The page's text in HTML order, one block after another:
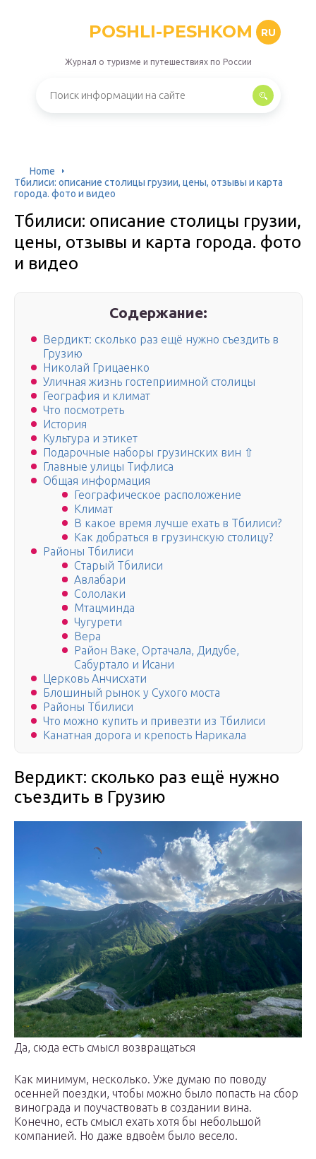
POSHLI-PESHKOM RU
Журнал о туризме и путешествиях по России
Home
Тбилиси: описание столицы грузии, цены, отзывы и карта
города. фото и видео
Тбилиси: описание столицы грузии,
цены, отзывы и карта города. фото
и видео
Содержание:
Вердикт: сколько раз ещё нужно съездить в
Грузию
Николай Грицаенко
Уличная жизнь гостеприимной столицы
География и климат
Что посмотреть
История
Культура и этикет
Подарочные наборы грузинских вин ⇧
Главные улицы Тифлиса
Общая информация
Географическое расположение
Климат
В какое время лучше ехать в Тбилиси?
Как добраться в грузинскую столицу?
Районы Тбилиси
Старый Тбилиси
Авлабари
Сололаки
Мтацминда
Чугурети
Вера
Район Ваке, Ортачала, Дидубе,
Сабуртало и Исани
Церковь Анчисхати
Блошиный рынок у Сухого моста
Районы Тбилиси
Что можно купить и привезти из Тбилиси
Канатная дорога и крепость Нарикала
Вердикт: сколько раз ещё нужно
съездить в Грузию
Да, сюда есть смысл возвращаться
Как минимум, несколько. Уже думаю по поводу
осенней поездки, чтобы можно было попасть на сбор
винограда и поучаствовать в создании вина.
Конечно, есть смысл ехать хотя бы небольшой
компанией. Но даже вдвоём было весело.